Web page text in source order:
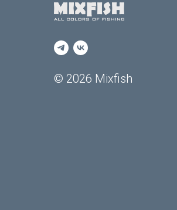
© 2026 Mixfish